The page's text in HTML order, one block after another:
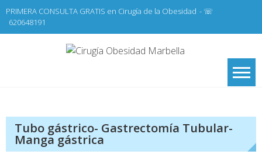
Skip
content
PRIMERA CONSULTA GRATIS en Cirugía de la Obesidad - ☏
620648191
Cirugía de la
Obesidad y Cirugía
General,
Laparoscopia
Tubo gástrico- Gastrectomía Tubular-
Manga gástrica